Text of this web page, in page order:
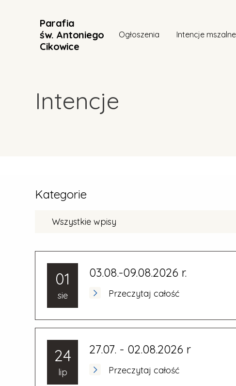
Parafia
św. Antoniego
Cikowice
Ogłoszenia Intencje mszalne
Intencje
Kategorie
Wszystkie wpisy
01
sie
03.08.-09.08.2026 r.
Przeczytaj całość
24
lip
27.07. - 02.08.2026 r
Przeczytaj całość